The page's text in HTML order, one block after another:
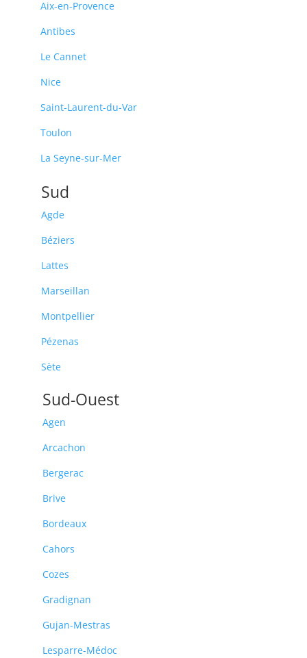
Aix-en-Provence
Antibes
Le Cannet
Nice
Saint-Laurent-du-Var
Toulon
La Seyne-sur-Mer
Sud
Agde
Béziers
Lattes
Marseillan
Montpellier
Pézenas
Sète
Sud-Ouest
Agen
Arcachon
Bergerac
Brive
Bordeaux
Cahors
Cozes
Gradignan
Gujan-Mestras
Lesparre-Médoc